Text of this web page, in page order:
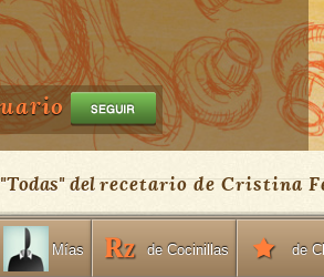
Todas" delrecetario de Cristina
Mías de Cocinillas de